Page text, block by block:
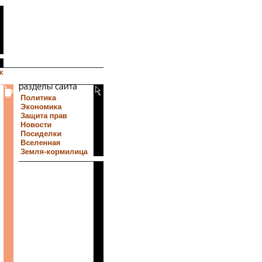
Политика
Экономика
Защита прав
Новости
Посиделки
Вселенная
Земля-кормилица